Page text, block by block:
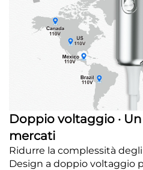
Doppio voltaggio ·
mercati
Ridurre la complessità degli
Design a doppio voltaggio